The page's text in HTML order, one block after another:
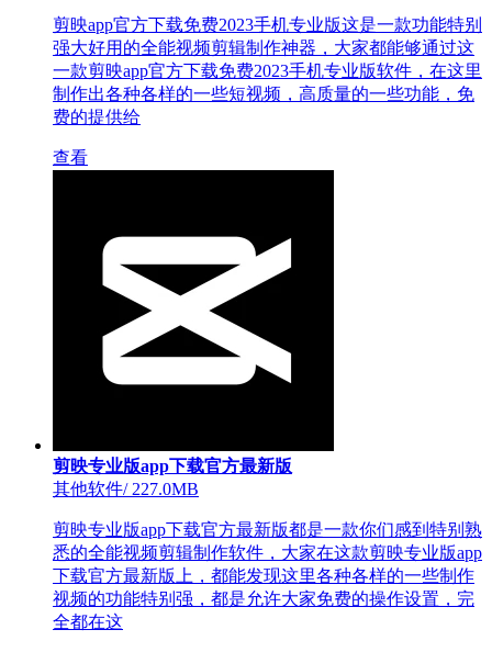
剪映app官方下载免费2023手机专业版这是一款功能特别
强大好用的全能视频剪辑制作神器，大家都能够通过这
一款剪映app官方下载免费2023手机专业版软件，在这里
制作出各种各样的一些短视频，高质量的一些功能，免
费的提供给
查看
剪映专业版app下载官方最新版
其他软件/227.0MB
剪映专业版app下载官方最新版都是一款你们感到特别熟
悉的全能视频剪辑制作软件，大家在这款剪映专业版app
下载官方最新版上，都能发现这里各种各样的一些制作
视频的功能特别强，都是允许大家免费的操作设置，完
全都在这